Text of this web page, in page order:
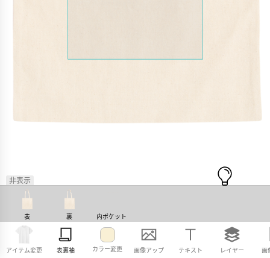
アイテム変更 表裏袖 カラー変更 画像アップ テキスト レイヤー 画
表 裏 内ポケット
非表示